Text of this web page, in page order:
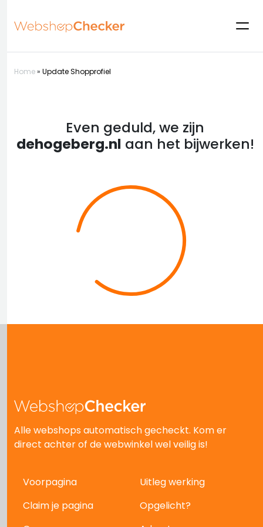
Home» Update Shopprofiel
Even geduld, we zijn
dehogeberg.nl aan het bijwerken!
Alle webshops automatisch gecheckt. Kom er
direct achter of de webwinkel wel veilig is!
Voorpagina
Uitleg werking
Claim je pagina
Opgelicht?